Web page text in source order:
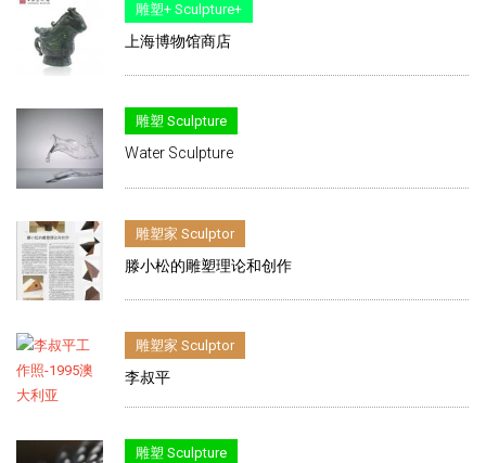
雕塑+ Sculpture+
上海博物馆商店
雕塑 Sculpture
Water Sculpture
雕塑家 Sculptor
滕小松的雕塑理论和创作
雕塑家 Sculptor
李叔平
雕塑 Sculpture